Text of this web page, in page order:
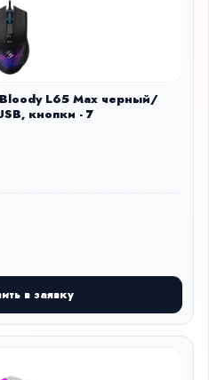
L65 Max черный/
кнопки - 7
в заявку